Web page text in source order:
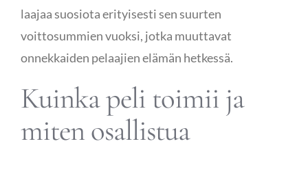
Functional Labs
laajaa suosiota erityisesti sen suurten
voittosummien vuoksi, jotka muuttavat
onnekkaiden pelaajien elämän hetkessä.
Kuinka peli toimii ja
miten osallistua